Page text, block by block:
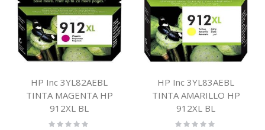
HP Inc 3YL82AEBL
TINTA MAGENTA HP
912XL BL
Rating:
HP Inc 3YL83AEBL
TINTA AMARILLO HP
912XL BL
Rating: